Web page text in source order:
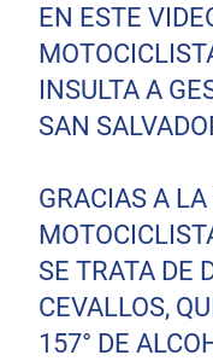
EN ESTE
INSULTA A
SAN
GRACIAS A
SE TRATA DE
CEVALLOS,
157° DE